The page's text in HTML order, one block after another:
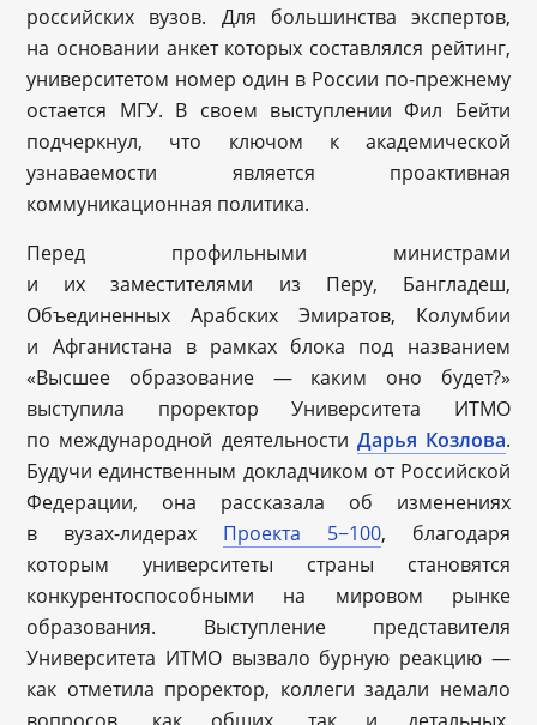
российских вузов. Для большинства экспертов,
на основании анкет которых составлялся рейтинг,
университетом номер один в России по-прежнему
остается МГУ. В своем выступлении Фил Бейти
подчеркнул, что ключом к академической
узнаваемости является проактивная
коммуникационная политика.
Перед профильными министрами
и их заместителями из Перу, Бангладеш,
Объединенных Арабских Эмиратов, Колумбии
и Афганистана в рамках блока под названием
«Высшее образование — каким оно будет?»
выступила проректор Университета ИТМО
по международной деятельности Дарья Козлова.
Будучи единственным докладчиком от Российской
Федерации, она рассказала об изменениях
в вузах-лидерах Проекта 5−100, благодаря
которым университеты страны становятся
конкурентоспособными на мировом рынке
образования. Выступление представителя
Университета ИТМО вызвало бурную реакцию —
как отметила проректор, коллеги задали немало
вопросов, как общих, так и детальных.